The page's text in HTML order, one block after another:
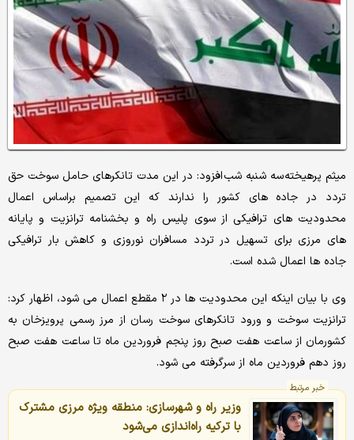
میثم پرهیخته سه شنبه‌ شب افزود: در این مدت تانکرهای حامل سوخت حق
تردد در جاده های کشور را ندارند که این تصمیم براساس اعمال
محدودیت های ترافیکی از سوی پلیس راه و بخشنامه ترانزیت و پایانه
های مرزی برای تسهیل در تردد مسافران نوروزی و کاهش بار ترافیکی
جاده ها اعمال شده است.
وی با بیان اینکه این محدودیت ها در ۲ مقطع اعمال می شود، اظهار کرد:
ترانزیت سوخت و ورود تانکرهای سوخت رسان از مرز رسمی پرویزخان به
کشورمان از ساعت هفت صبح روز پنجم فروردین ماه تا ساعت هفت صبح
روز دهم فروردین ماه از سرگرفته می شود.
خبر مرتبط
وزیر راه و شهرسازی: منطقه ویژه مرزی مشترک
با ترکیه راه‌اندازی می‌شود